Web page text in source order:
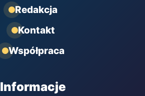
Redakcja
Kontakt
Współpraca
Informacje